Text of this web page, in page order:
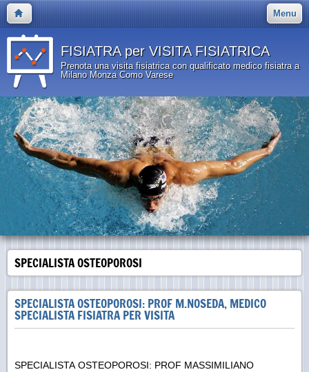
Menu
FISIATRA per VISITA FISIATRICA
Prenota una visita fisiatrica con qualificato medico fisiatra a
Milano Monza Como Varese
SPECIALISTA OSTEOPOROSI
SPECIALISTA OSTEOPOROSI: PROF M.NOSEDA, MEDICO
SPECIALISTA FISIATRA PER VISITA
SPECIALISTA OSTEOPOROSI: PROF MASSIMILIANO